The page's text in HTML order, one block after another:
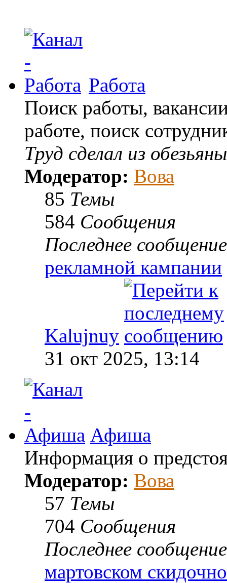
Работа
Поиск работы,
работе, поиск
Труд сделал из
Модератор: Вова
85 Темы
584 Сообщения
Последнее сообщение
рекламной кампании
Kalujnuy
31 окт 2025, 13:14
Афиша
Информация о
Модератор: Вова
57 Темы
704 Сообщения
Последнее сообщение
мартовском